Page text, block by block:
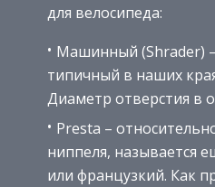
для велосипеда:
Машинный (Shrader)
типичный в наших
Диаметр отверстия в
Presta –
ниппеля, называется
или французкий. Как